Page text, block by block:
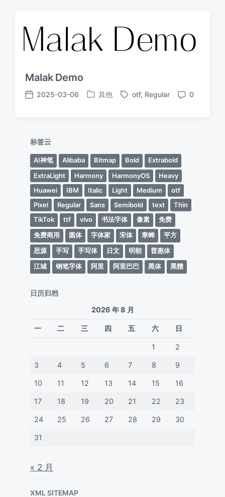
Malak Demo
发
2025-03-06
发
其他
标
otf, Regular
评
0
标签云
AI神笔 Alibaba Bitmap Bold
Extrabold
ExtraLight
Harmony HarmonyOS
Heavy
Huawei
IBM Italic Light Medium
otf
Pixel
Regular Sans Semibold text
Thin
TikTok
ttf vivo 书法字体 像素
免费
免费商用
圆体 字体家 宋体 寒蝉
平方
思源
手写 手写体 日文 明朝
普惠体
江城
钢笔字体 阿里 阿里巴巴 黑体 黑體
日历归档
2026 年 8 月
一 二 三 四 五 六 日
1 2
3 4 5 6 7 8 9
10 11 12 13 14 15 16
17 18 19 20 21 22 23
24 25 26 27 28 29 30
31
« 2 月
XML SITEMAP